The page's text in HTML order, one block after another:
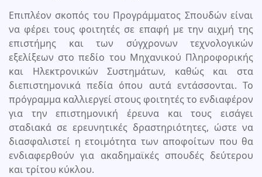
Επιπλέον σκοπός του Προγράμματος Σπουδών είναι
να φέρει τους φοιτητές σε επαφή με την αιχμή της
επιστήμης και των σύγχρονων τεχνολογικών
εξελίξεων στο πεδίο του Μηχανικού Πληροφορικής
και Ηλεκτρονικών Συστημάτων, καθώς και στα
διεπιστημονικά πεδία όπου αυτά εντάσσονται. Το
πρόγραμμα καλλιεργεί στους φοιτητές το ενδιαφέρον
για την επιστημονική έρευνα και τους εισάγει
σταδιακά σε ερευνητικές δραστηριότητες, ώστε να
διασφαλιστεί η ετοιμότητα των αποφοίτων που θα
ενδιαφερθούν για ακαδημαϊκές σπουδές δεύτερου
και τρίτου κύκλου.